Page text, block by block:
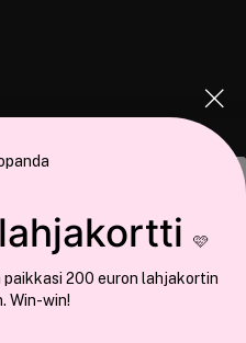
evästeitä
ja mainosten
tukemiseen ja
🩷
200 euron lahjakortin
Win-win!